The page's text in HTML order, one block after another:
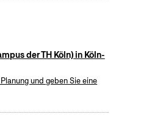
der TH Köln) in Köln-
und geben Sie eine